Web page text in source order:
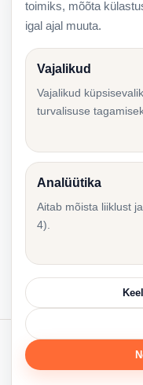
juhend 2026
Esimene
ettevõtte
registreerimist
© 2026 Accounting
toimiks, mõõta
igal ajal muuta.
Vajalikud
Vajalikud
turvalisuse
Analüütika
Aitab mõista liiklust
4).